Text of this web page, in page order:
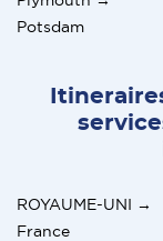
Potsdam
ROYAUME-UNI →
France